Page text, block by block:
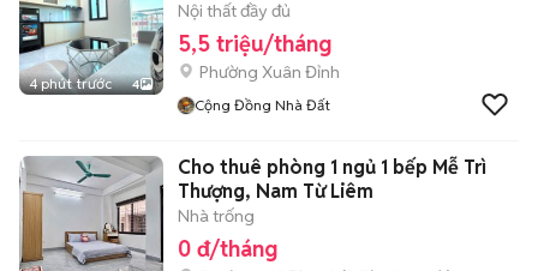
4 phút trước 4
Nội thất đầy đủ
5,5 triệu/tháng
Phường Xuân Đỉnh
Cộng Đồng Nhà Đất
Cho thuê phòng 1 ngủ 1 bếp Mễ Trì
Thượng, Nam Từ Liêm
Nhà trống
0 đ/tháng